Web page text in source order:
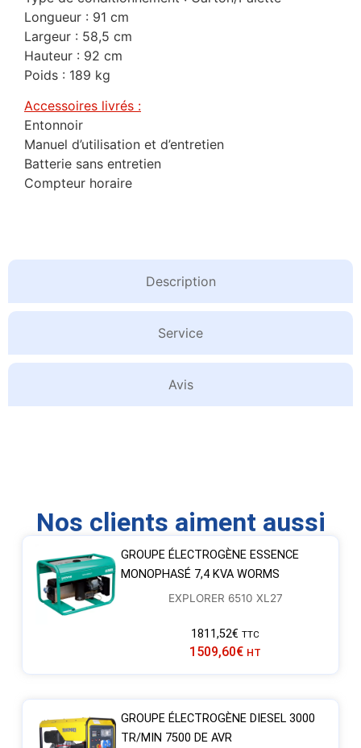
Description
Service
Avis
Longueur : 91 cm
Largeur : 58,5 cm
Hauteur : 92 cm
Poids : 189 kg
Accessoires livrés :
Entonnoir
Manuel d’utilisation et d’entretien
Batterie sans entretien
Compteur horaire
Nos clients aiment aussi
GROUPE ÉLECTROGÈNE ESSENCE
MONOPHASÉ 7,4 KVA WORMS
EXPLORER 6510 XL27
1811,52€ TTC
1509,60€ HT
GROUPE ÉLECTROGÈNE DIESEL 3000
TR/MIN 7500 DE AVR